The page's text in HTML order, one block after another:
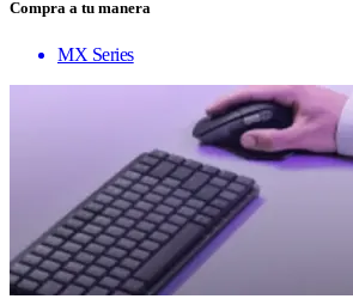
Compra a tu manera
MX Series